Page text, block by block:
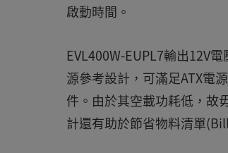
啟動時間。
EVL400W-EUPL7輸出12V
源參考設計，可滿足ATX電
件。由於其空載功耗低，故
計還有助於節省物料清單